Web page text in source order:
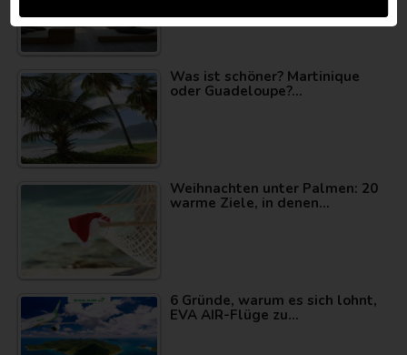
Was ist schöner? Martinique
oder Guadeloupe?…
Weihnachten unter Palmen: 20
warme Ziele, in denen…
6 Gründe, warum es sich lohnt,
EVA AIR-Flüge zu…